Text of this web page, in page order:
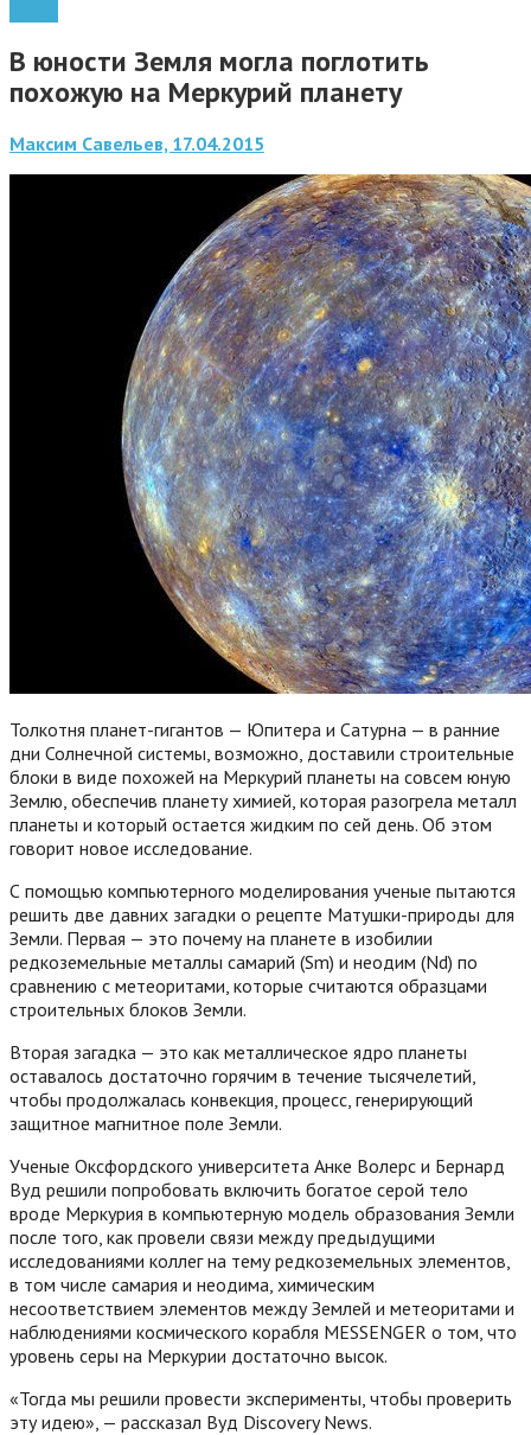
В юности Земля могла поглотить
похожую на Меркурий планету
Максим Савельев, 17.04.2015
Толкотня планет-гигантов — Юпитера и Сатурна — в ранние
дни Солнечной системы, возможно, доставили строительные
блоки в виде похожей на Меркурий планеты на совсем юную
Землю, обеспечив планету химией, которая разогрела металл
планеты и который остается жидким по сей день. Об этом
говорит новое исследование.
С помощью компьютерного моделирования ученые пытаются
решить две давних загадки о рецепте Матушки-природы для
Земли. Первая — это почему на планете в изобилии
редкоземельные металлы самарий (Sm) и неодим (Nd) по
сравнению с метеоритами, которые считаются образцами
строительных блоков Земли.
Вторая загадка — это как металлическое ядро планеты
оставалось достаточно горячим в течение тысячелетий,
чтобы продолжалась конвекция, процесс, генерирующий
защитное магнитное поле Земли.
Ученые Оксфордского университета Анке Волерс и Бернард
Вуд решили попробовать включить богатое серой тело
вроде Меркурия в компьютерную модель образования Земли
после того, как провели связи между предыдущими
исследованиями коллег на тему редкоземельных элементов,
в том числе самария и неодима, химическим
несоответствием элементов между Землей и метеоритами и
наблюдениями космического корабля MESSENGER о том, что
уровень серы на Меркурии достаточно высок.
«Тогда мы решили провести эксперименты, чтобы проверить
эту идею», — рассказал Вуд Discovery News.